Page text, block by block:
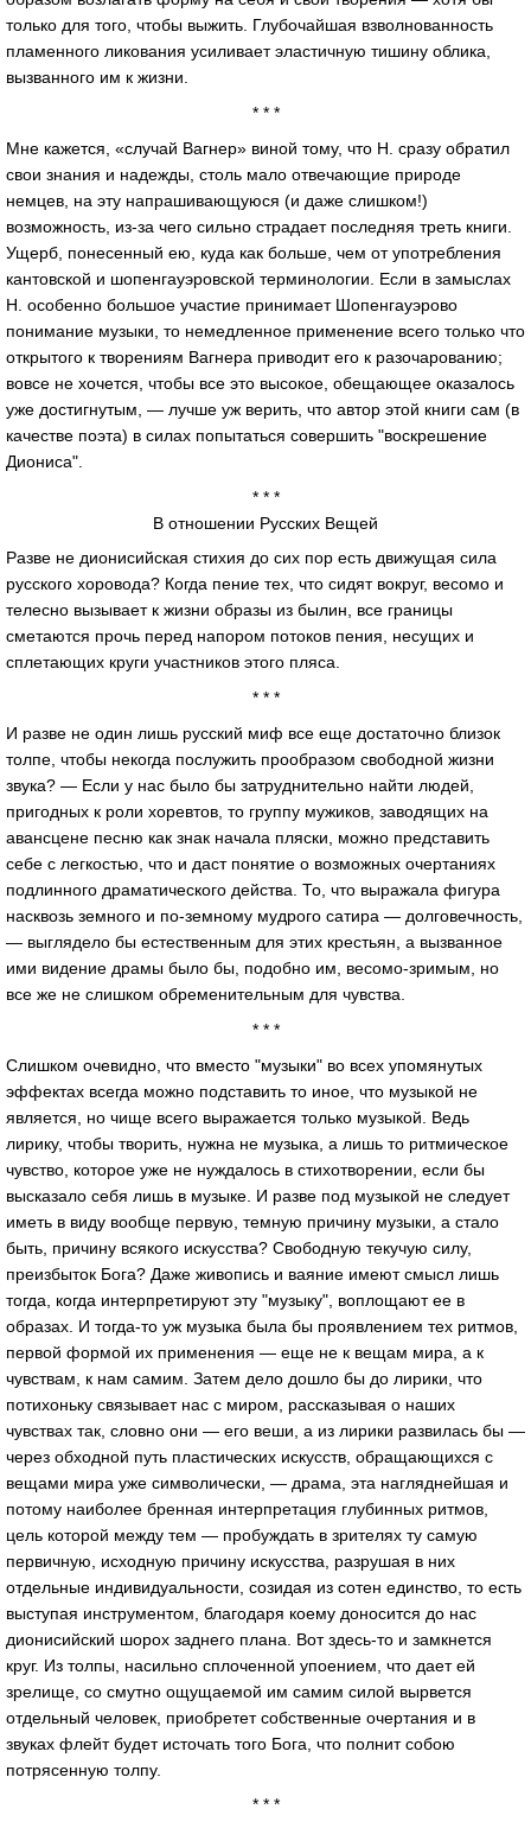
только для того, чтобы выжить. Глубочайшая взволнованность
пламенного ликования усиливает эластичную тишину облика,
вызванного им к жизни.
* * *
Мне кажется, «случай Вагнер» виной тому, что Н. сразу обратил
свои знания и надежды, столь мало отвечающие природе
немцев, на эту напрашивающуюся (и даже слишком!)
возможность, из-за чего сильно страдает последняя треть книги.
Ущерб, понесенный ею, куда как больше, чем от употребления
кантовской и шопенгауэровской терминологии. Если в замыслах
Н. особенно большое участие принимает Шопенгауэрово
понимание музыки, то немедленное применение всего только что
открытого к творениям Вагнера приводит его к разочарованию;
вовсе не хочется, чтобы все это высокое, обещающее оказалось
уже достигнутым, — лучше уж верить, что автор этой книги сам (в
качестве поэта) в силах попытаться совершить "воскрешение
Диониса".
* * *
В отношении Русских Вещей
Разве не дионисийская стихия до сих пор есть движущая сила
русского хоровода? Когда пение тех, что сидят вокруг, весомо и
телесно вызывает к жизни образы из былин, все границы
сметаются прочь перед напором потоков пения, несущих и
сплетающих круги участников этого пляса.
* * *
И разве не один лишь русский миф все еще достаточно близок
толпе, чтобы некогда послужить прообразом свободной жизни
звука? — Если у нас было бы затруднительно найти людей,
пригодных к роли хоревтов, то группу мужиков, заводящих на
авансцене песню как знак начала пляски, можно представить
себе с легкостью, что и даст понятие о возможных очертаниях
подлинного драматического действа. То, что выражала фигура
насквозь земного и по-земному мудрого сатира — долговечность,
— выглядело бы естественным для этих крестьян, а вызванное
ими видение драмы было бы, подобно им, весомо-зримым, но
все же не слишком обременительным для чувства.
* * *
Слишком очевидно, что вместо "музыки" во всех упомянутых
эффектах всегда можно подставить то иное, что музыкой не
является, но чище всего выражается только музыкой. Ведь
лирику, чтобы творить, нужна не музыка, а лишь то ритмическое
чувство, которое уже не нуждалось в стихотворении, если бы
высказало себя лишь в музыке. И разве под музыкой не следует
иметь в виду вообще первую, темную причину музыки, а стало
быть, причину всякого искусства? Свободную текучую силу,
преизбыток Бога? Даже живопись и ваяние имеют смысл лишь
тогда, когда интерпретируют эту "музыку", воплощают ее в
образах. И тогда-то уж музыка была бы проявлением тех ритмов,
первой формой их применения — еще не к вещам мира, а к
чувствам, к нам самим. Затем дело дошло бы до лирики, что
потихоньку связывает нас с миром, рассказывая о наших
чувствах так, словно они — его веши, а из лирики развилась бы —
через обходной путь пластических искусств, обращающихся с
вещами мира уже символически, — драма, эта нагляднейшая и
потому наиболее бренная интерпретация глубинных ритмов,
цель которой между тем — пробуждать в зрителях ту самую
первичную, исходную причину искусства, разрушая в них
отдельные индивидуальности, созидая из сотен единство, то есть
выступая инструментом, благодаря коему доносится до нас
дионисийский шорох заднего плана. Вот здесь-то и замкнется
круг. Из толпы, насильно сплоченной упоением, что дает ей
зрелище, со смутно ощущаемой им самим силой вырвется
отдельный человек, приобретет собственные очертания и в
звуках флейт будет источать того Бога, что полнит собою
потрясенную толпу.
* * *